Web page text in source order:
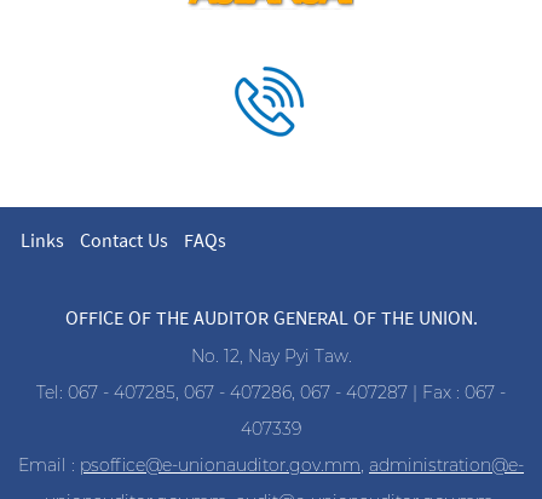
Links Contact Us FAQs
OFFICE OF THE AUDITOR GENERAL OF THE UNION.
No. 12, Nay Pyi Taw.
Tel: 067 - 407285, 067 - 407286, 067 - 407287 | Fax : 067 -
407339
Email : psoffice@e-unionauditor.gov.mm, administration@e-